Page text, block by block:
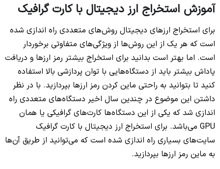
آموزش استخراج ارز دیجیتال با کارت گرافیک
برای استخراج ارزهای دیجیتال روش‌های متعددی راه اندازی شده
است که هر یک از این روش‌ها از ویژگی‌های متفاوتی برخوردار
است. اما بهتر است بدانید برای استخراج بیشتر رمز ارزها و دریافت
پاداش بیشتر باید از دستگاه‌هایی با توان پردازشی بالا استفاده
کنید تا بتوانید به راحتی ماین کردن رمز ارزها بپردازید. با در نظر
داشتن این موضوع در چندین سال اخیر دستگاه‌های متعددی راه
اندازی شد که یکی از این دستگاه‌ها کارت‌های گرافیکی یا همان
GPU می‌باشد. برای استخراج ارز دیجیتال با کارت گرافیک
سایت‌های بسیاری راه اندازی شده است که می‌توانید از طریق آن‌ها
به ماین رمز ارزها بپردازید.